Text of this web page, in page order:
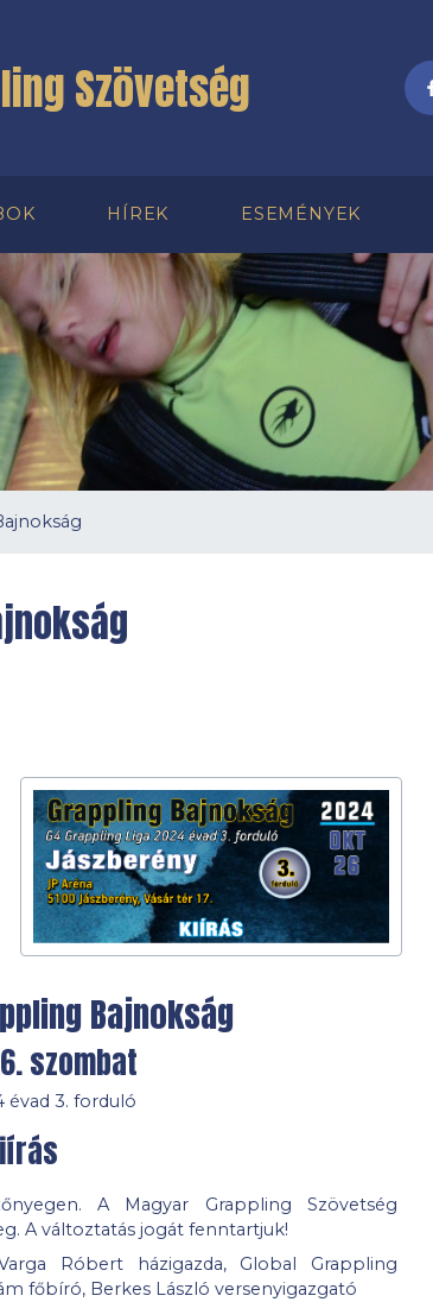
Szövetség
HÍREK ESEMÉNYEK
Bajnokság
szombat
évad 3. forduló
A Magyar Grappling Szövetség
A változtatás jogát fenntartjuk!
Róbert házigazda, Global Grappling
főbíró, Berkes László versenyigazgató